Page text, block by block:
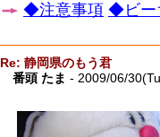
◆注意事項 ◆ビー
Re: 静岡県のもう君
番頭 たま - 2009/06/